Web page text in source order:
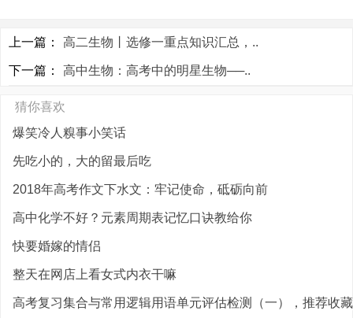
上一篇： 高二生物丨选修一重点知识汇总，..
下一篇： 高中生物：高考中的明星生物──..
猜你喜欢
爆笑冷人糗事小笑话
先吃小的，大的留最后吃
2018年高考作文下水文：牢记使命，砥砺向前
高中化学不好？元素周期表记忆口诀教给你
快要婚嫁的情侣
整天在网店上看女式内衣干嘛
高考复习集合与常用逻辑用语单元评估检测（一），推荐收